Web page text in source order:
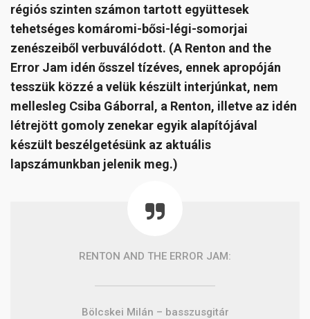
régiós szinten számon tartott együttesek
tehetséges komáromi-bősi-légi-somorjai
zenészeiből verbuválódott. (A Renton and the
Error Jam idén ősszel tízéves, ennek apropóján
tesszük közzé a velük készült interjúnkat, nem
mellesleg Csiba Gáborral, a Renton, illetve az idén
létrejött gomoly zenekar egyik alapítójával
készült beszélgetésünk az aktuális
lapszámunkban jelenik meg.)
RENTON AND THE ERROR JAM:
Bölcskei Milán – basszusgitár